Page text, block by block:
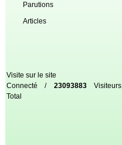
Parutions
Articles
Visite sur le site
Connecté / 23093883Visiteurs
Total